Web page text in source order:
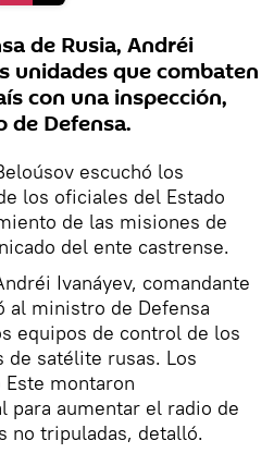
de Rusia, Andréi
unidades que combaten
con una inspección,
de Defensa.
escuchó los
los oficiales del Estado
de las misiones de
del ente castrense.
Ivanáyev, comandante
al ministro de Defensa
equipos de control de los
de satélite rusas. Los
montaron
para aumentar el radio de
no tripuladas, detalló.